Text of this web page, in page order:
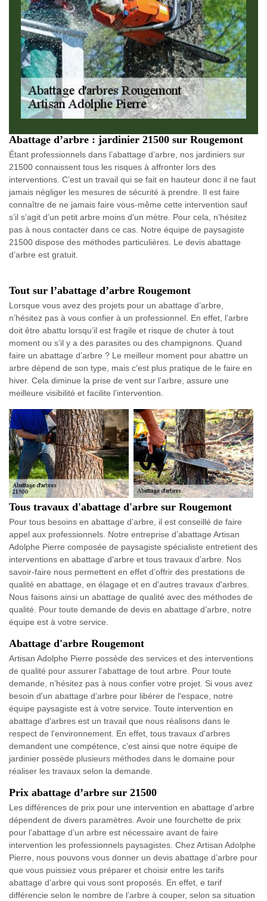
Abattage d’arbre : jardinier 21500 sur Rougemont
Étant professionnels dans l’abattage d’arbre, nos jardiniers sur
21500 connaissent tous les risques à affronter lors des
interventions. C’est un travail qui se fait en hauteur donc il ne faut
jamais négliger les mesures de sécurité à prendre. Il est faire
connaître de ne jamais faire vous-même cette intervention sauf
s’il s’agit d’un petit arbre moins d'un mètre. Pour cela, n’hésitez
pas à nous contacter dans ce cas. Notre équipe de paysagiste
21500 dispose des méthodes particulières. Le devis abattage
d’arbre est gratuit.
Tout sur l’abattage d’arbre Rougemont
Lorsque vous avez des projets pour un abattage d’arbre,
n’hésitez pas à vous confier à un professionnel. En effet, l’arbre
doit être abattu lorsqu’il est fragile et risque de chuter à tout
moment ou s’il y a des parasites ou des champignons. Quand
faire un abattage d’arbre ? Le meilleur moment pour abattre un
arbre dépend de son type, mais c’est plus pratique de le faire en
hiver. Cela diminue la prise de vent sur l’arbre, assure une
meilleure visibilité et facilite l’intervention.
Tous travaux d'abattage d'arbre sur Rougemont
Pour tous besoins en abattage d’arbre, il est conseillé de faire
appel aux professionnels. Notre entreprise d’abattage Artisan
Adolphe Pierre composée de paysagiste spécialiste entretient des
interventions en abattage d'arbre et tous travaux d’arbre. Nos
savoir-faire nous permettent en effet d’offrir des prestations de
qualité en abattage, en élagage et en d'autres travaux d'arbres.
Nous faisons ainsi un abattage de qualité avec des méthodes de
qualité. Pour toute demande de devis en abattage d’arbre, notre
équipe est à votre service.
Abattage d'arbre Rougemont
Artisan Adolphe Pierre possède des services et des interventions
de qualité pour assurer l’abattage de tout arbre. Pour toute
demande, n’hésitez pas à nous confier votre projet. Si vous avez
besoin d'un abattage d’arbre pour libérer de l'espace, notre
équipe paysagiste est à votre service. Toute intervention en
abattage d'arbres est un travail que nous réalisons dans le
respect de l'environnement. En effet, tous travaux d'arbres
demandent une compétence, c’est ainsi que notre équipe de
jardinier possède plusieurs méthodes dans le domaine pour
réaliser les travaux selon la demande.
Prix abattage d’arbre sur 21500
Les différences de prix pour une intervention en abattage d’arbre
dépendent de divers paramètres. Avoir une fourchette de prix
pour l’abattage d’un arbre est nécessaire avant de faire
intervention les professionnels paysagistes. Chez Artisan Adolphe
Pierre, nous pouvons vous donner un devis abattage d’arbre pour
que vous puissiez vous préparer et choisir entre les tarifs
abattage d’arbre qui vous sont proposés. En effet, e tarif
différencie selon le nombre de l’arbre à couper, selon sa situation